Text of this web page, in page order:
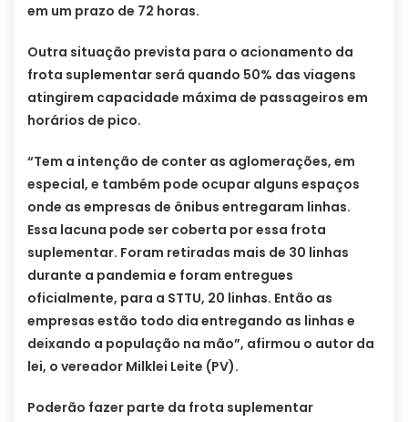
em um prazo de 72 horas.
Outra situação prevista para o acionamento da
frota suplementar será quando 50% das viagens
atingirem capacidade máxima de passageiros em
horários de pico.
“Tem a intenção de conter as aglomerações, em
especial, e também pode ocupar alguns espaços
onde as empresas de ônibus entregaram linhas.
Essa lacuna pode ser coberta por essa frota
suplementar. Foram retiradas mais de 30 linhas
durante a pandemia e foram entregues
oficialmente, para a STTU, 20 linhas. Então as
empresas estão todo dia entregando as linhas e
deixando a população na mão”, afirmou o autor da
lei, o vereador Milklei Leite (PV).
Poderão fazer parte da frota suplementar